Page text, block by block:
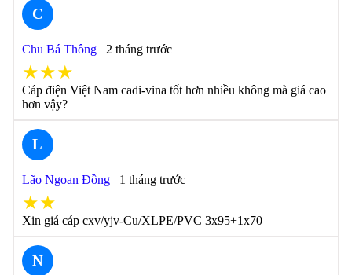
C
Chu Bá Thông 2 tháng trước
★★★
Cáp điện Việt Nam cadi-vina tốt hơn nhiều không mà giá cao
hơn vậy?
L
Lão Ngoan Đồng 1 tháng trước
★★
Xin giá cáp cxv/yjv-Cu/XLPE/PVC 3x95+1x70
N